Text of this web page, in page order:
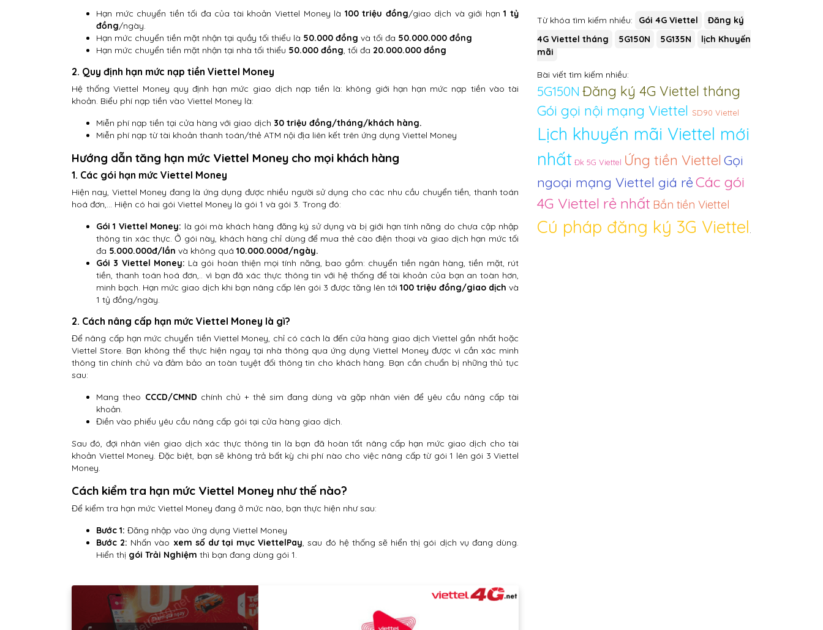
Hạn mức chuyển tiền tối đa của tài khoản Viettel Money là 100 triệu đồng/giao dịch và giới hạn1 tỷ
đồng/ngày.
Hạn mức chuyển tiền mặt nhận tại quầy tối thiểu là 50.000 đồng và tối đa 50.000.000 đồng
Hạn mức chuyển tiền mặt nhận tại nhà tối thiểu 50.000 đồng, tối đa 20.000.000 đồng
2. Quy định hạn mức nạp tiền Viettel Money
Hệ thống Viettel Money quy định hạn mức giao dịch nạp tiền là: không giới hạn hạn mức nạp tiền vào tài
khoản. Biểu phí nạp tiền vào Viettel Money là:
Miễn phí nạp tiền tại cửa hàng với giao dịch 30 triệu đồng/tháng/khách hàng.
Miễn phí nạp từ tài khoản thanh toán/thẻ ATM nội địa liên kết trên ứng dụng Viettel Money
Hướng dẫn tăng hạn mức Viettel Money cho mọi khách hàng
1. Các gói hạn mức Viettel Money
Hiện nay, Viettel Money đang là ứng dụng được nhiều người sử dụng cho các nhu cầu chuyển tiền, thanh toán
hoá đơn,… Hiện có hai gói Viettel Money là gói 1 và gói 3. Trong đó:
Gói 1 Viettel Money: là gói mà khách hàng đăng ký sử dụng và bị giới hạn tính năng do chưa cập nhập
thông tin xác thực. Ở gói này, khách hàng chỉ dùng để mua thẻ cào điện thoại và giao dịch hạn mức tối
đa 5.000.000đ/lần và không quá 10.000.000đ/ngày.
Gói 3 Viettel Money: Là gói hoàn thiện mọi tính năng, bao gồm: chuyển tiền ngân hàng, tiền mặt, rút
tiền, thanh toán hoá đơn,.. vì bạn đã xác thực thông tin với hệ thống để tài khoản của bạn an toàn hơn,
minh bạch. Hạn mức giao dịch khi bạn nâng cấp lên gói 3 được tăng lên tới 100 triệu đồng/giao dịch và
1 tỷ đồng/ngày.
2. Cách nâng cấp hạn mức Viettel Money là gì?
Để nâng cấp hạn mức chuyển tiền Viettel Money, chỉ có cách là đến cửa hàng giao dịch Viettel gần nhất hoặc
Viettel Store. Bạn không thể thực hiện ngay tại nhà thông qua ứng dụng Viettel Money được vì cần xác minh
thông tin chính chủ và đảm bảo an toàn tuyệt đối thông tin cho khách hàng. Bạn cần chuẩn bị những thủ tục
sau:
Mang theo CCCD/CMND chính chủ + thẻ sim đang dùng và gặp nhân viên để yêu cầu nâng cấp tài
khoản.
Điền vào phiếu yêu cầu nâng cấp gói tại cửa hàng giao dịch.
Sau đó, đợi nhân viên giao dịch xác thực thông tin là bạn đã hoàn tất nâng cấp hạn mức giao dịch cho tài
khoản Viettel Money. Đặc biệt, bạn sẽ không trả bất kỳ chi phí nào cho việc nâng cấp từ gói 1 lên gói 3 Viettel
Money.
Cách kiểm tra hạn mức Viettel Money như thế nào?
Để kiểm tra hạn mức Viettel Money đang ở mức nào, bạn thực hiện như sau:
Bước 1: Đăng nhập vào ứng dụng Viettel Money
Bước 2: Nhấn vào xem số dư tại mục ViettelPay, sau đó hệ thống sẽ hiển thị gói dịch vụ đang dùng.
Hiển thị gói Trải Nghiệm thì bạn đang dùng gói 1.
Từ khóa tìm kiếm nhiều: Gói 4G Viettel
Đăng ký
4G Viettel tháng
5G150N 5G135N
lịch Khuyến
mãi
Bài viết tìm kiếm nhiều:
5G150N Đăng ký 4G Viettel tháng
Gói gọi nội mạng Viettel SD90 Viettel
Lịch khuyến mãi Viettel mới
nhất Đk 5G Viettel Ứng tiền Viettel Gọi
ngoại mạng Viettel giá rẻCác gói
4G Viettel rẻ nhất Bắn tiền Viettel
Cú pháp đăng ký 3G Viettel.